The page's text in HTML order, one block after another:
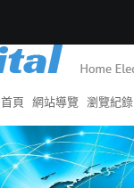
首頁 網站導覽 瀏覽紀錄